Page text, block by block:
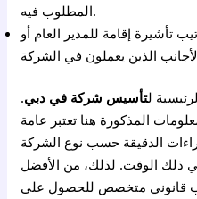
المطلوب فيه.
تأشيرة إقامة للمدير العام أو
لتأسيس شركة في دبي.
المذكورة هنا تعتبر عامة
الدقيقة حسب نوع الشركة
في ذلك الوقت. لذلك، من الأفضل
قانوني متخصص للحصول على